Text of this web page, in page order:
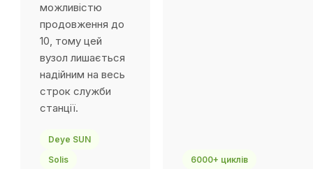
можливістю
продовження до
10, тому цей
вузол лишається
надійним на весь
строк служби
станції.
Deye SUN
Solis
6000+ циклів